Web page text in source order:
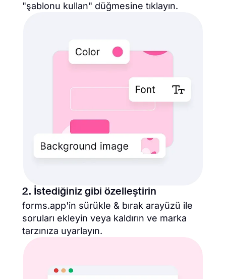
"şablonu kullan" düğmesine tıklayın.
2. İstediğiniz gibi özelleştirin
forms.app'in sürükle & bırak arayüzü ile
soruları ekleyin veya kaldırın ve marka
tarzınıza uyarlayın.